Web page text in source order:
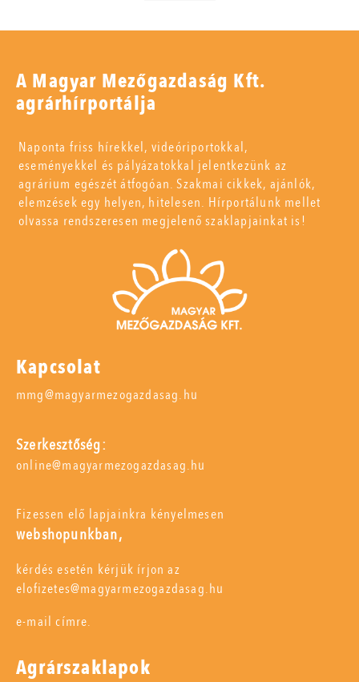
A Magyar Mezőgazdaság Kft.
agrárhírportálja
Naponta friss hírekkel, videóriportokkal,
eseményekkel és pályázatokkal jelentkezünk az
agrárium egészét átfogóan. Szakmai cikkek, ajánlók,
elemzések egy helyen, hitelesen. Hírportálunk mellet
olvassa rendszeresen megjelenő szaklapjainkat is!
Kapcsolat
mmg@magyarmezogazdasag.hu
Szerkesztőség:
online@magyarmezogazdasag.hu
Fizessen elő lapjainkra kényelmesen
webshopunkban,
kérdés esetén kérjük írjon az
elofizetes@magyarmezogazdasag.hu
e-mail címre.
Agrárszaklapok